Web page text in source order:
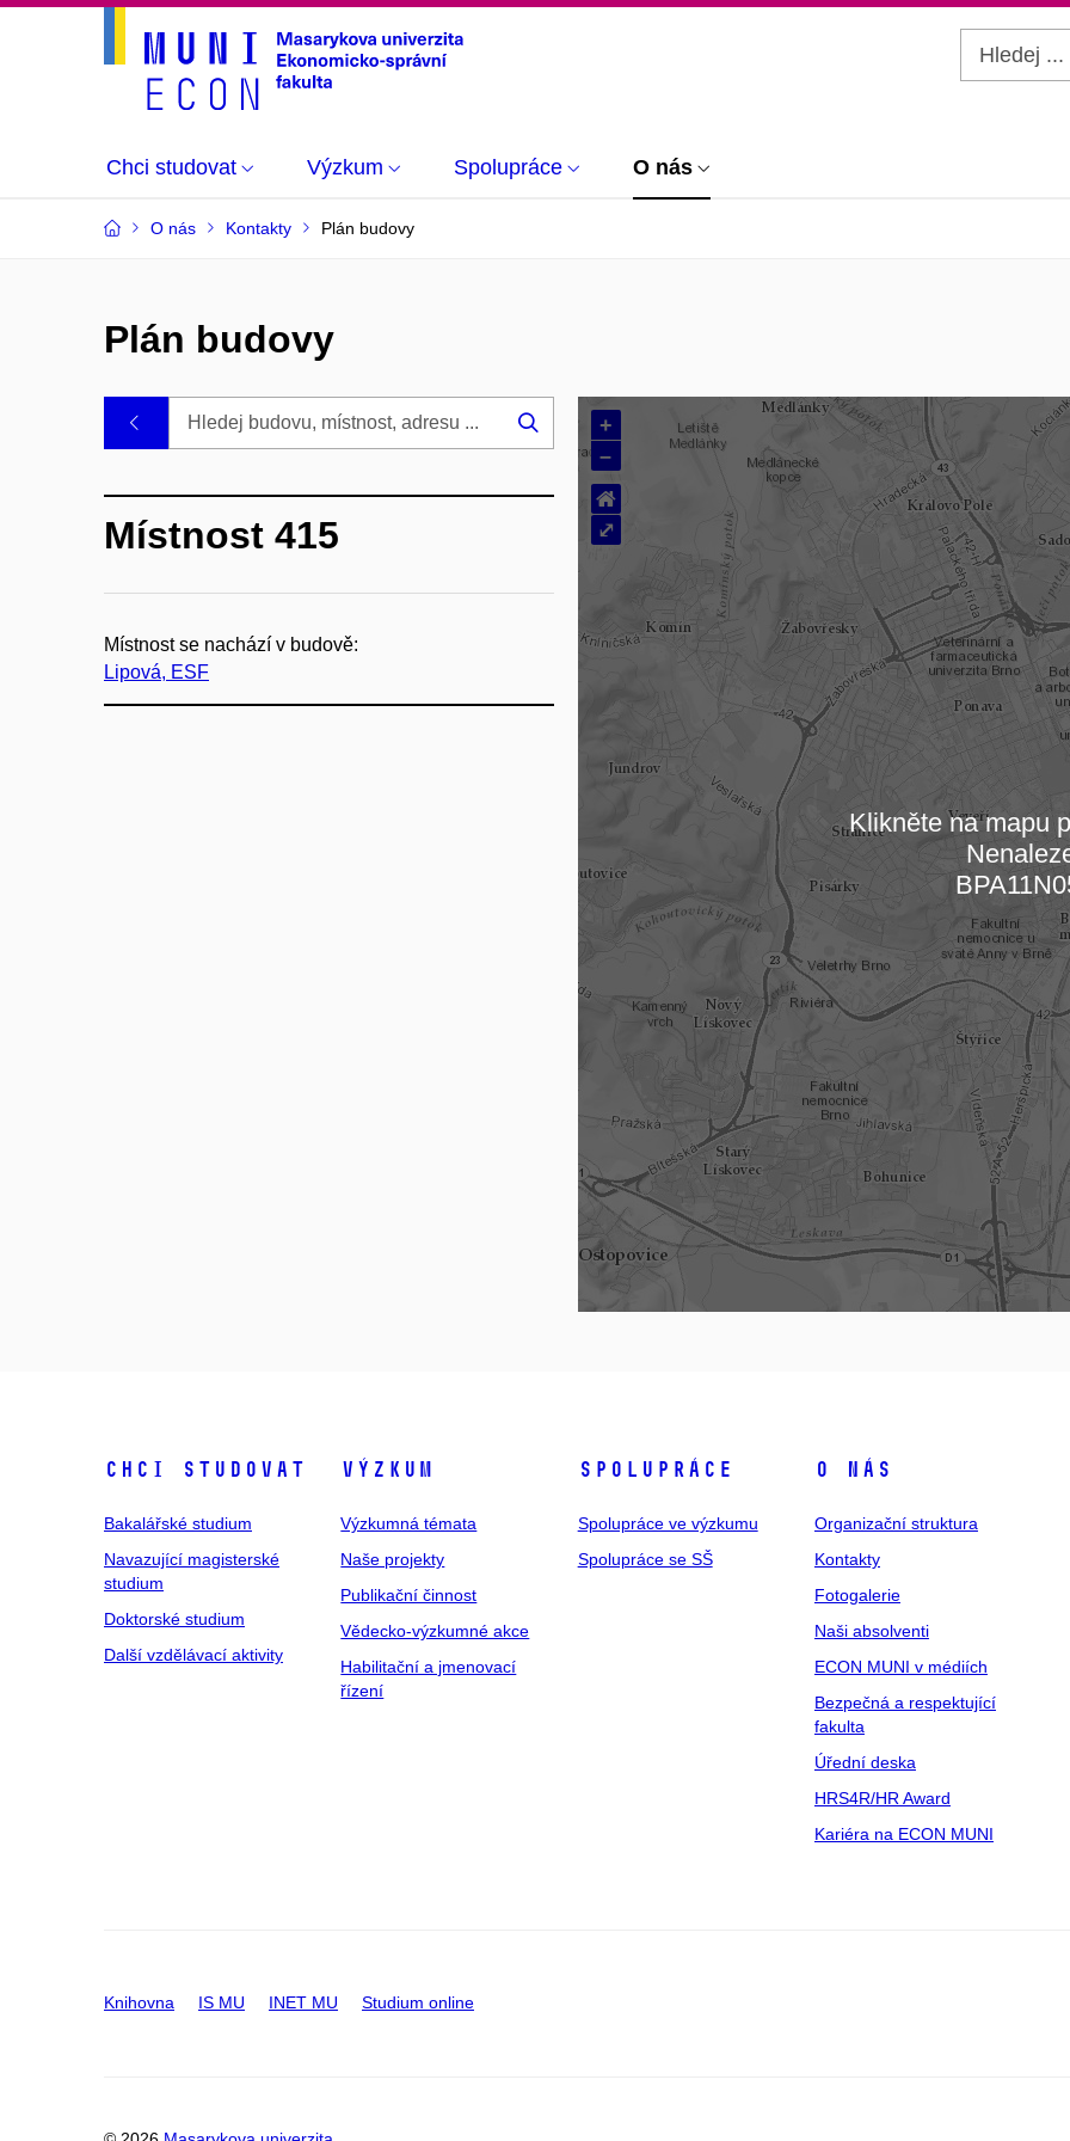
Chci studovat Výzkum Spolupráce O nás
O nás Kontakty Plán budovy
Plán budovy
Načítám
+
–
⌂
⤢
Klikněte na mapu
Hledej
Místnost 415
Místnost se nachází v budově:
Lipová, ESF
Chci studovat
Bakalářské studium
Navazující magisterské
studium
Doktorské studium
Další vzdělávací aktivity
Výzkum
Výzkumná témata
Naše projekty
Publikační činnost
Vědecko-výzkumné akce
Habilitační a jmenovací
řízení
Spolupráce
Spolupráce ve výzkumu
Spolupráce se SŠ
O nás
Organizační struktura
Kontakty
Fotogalerie
Naši absolventi
ECON MUNI v médiích
Bezpečná a respektující
fakulta
Úřední deska
HRS4R/HR Award
Kariéra na ECON MUNI
Knihovna IS MU INET MU Studium online